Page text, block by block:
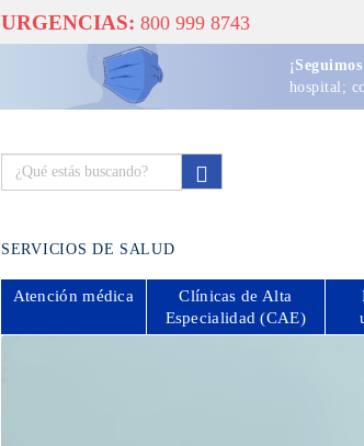
URGENCIAS: 800 999 8743
hospital;
SERVICIOS DE SALUD
Atenciónmédica
Clínicas de Alta
Especialidad (CAE)